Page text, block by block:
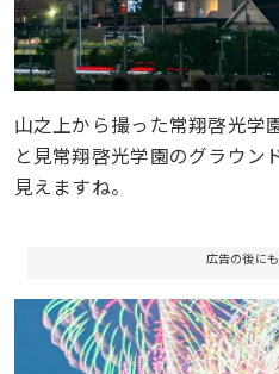
山之上から撮った常翔啓光学
と見常翔啓光学園のグラウン
見えますね。
広告の後に